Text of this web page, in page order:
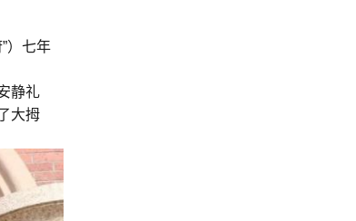
）七年
静礼
大拇